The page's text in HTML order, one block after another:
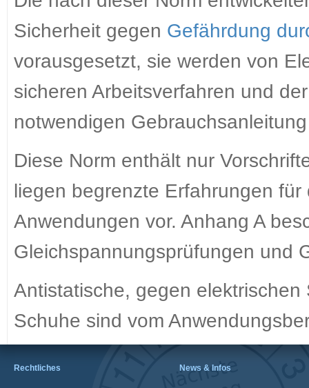
Sicherheit gegen Gefährdung
vorausgesetzt, sie werden von
sicheren Arbeitsverfahren und
notwendigen
Diese Norm enthält nur
liegen begrenzte Erfahrungen
Anwendungen vor. Anhang A
Gleichspannungsprüfungen und
Antistatische, gegen
Schuhe sind vom
Rechtliches News & Infos